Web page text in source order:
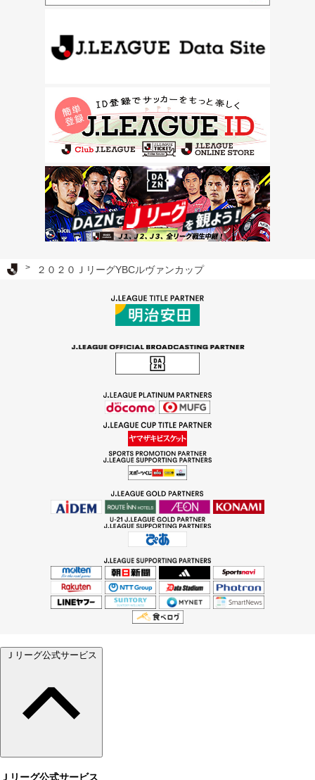
Ｊリーグ TOP
２０２０ＪリーグYBCルヴァンカップ